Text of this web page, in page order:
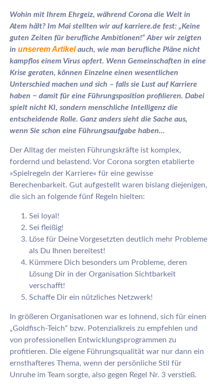
Wohin mit Ihrem Ehrgeiz, während Corona die Welt in
Atem hält? Im Mai stellten wir auf karriere.de fest: „Keine
guten Zeiten für berufliche Ambitionen!“ Aber wir zeigten
in unserem Artikelauch, wie man berufliche Pläne nicht
kampflos einem Virus opfert. Wenn Gemeinschaften in eine
Krise geraten, können Einzelne einen wesentlichen
Unterschied machen und sich – falls sie Lust auf Karriere
haben − damit für eine Führungsposition profilieren. Dabei
spielt nicht KI, sondern menschliche Intelligenz die
entscheidende Rolle. Ganz anders sieht die Sache aus,
wenn Sie schon eine Führungsaufgabe haben…
Der Alltag der meisten Führungskräfte ist komplex,
fordernd und belastend. Vor Corona sorgten etablierte
»Spielregeln der Karriere« für eine gewisse
Berechenbarkeit. Gut aufgestellt waren bislang diejenigen,
die sich an folgende fünf Regeln hielten:
Sei loyal!
Sei fleißig!
Löse für Deine Vorgesetzten deutlich mehr Probleme
als Du Ihnen bereitest!
Kümmere Dich besonders um Probleme, deren
Lösung Dir in der Organisation Sichtbarkeit
verschafft!
Schaffe Dir ein nützliches Netzwerk!
In größeren Organisationen war es lohnend, sich für einen
„Goldfisch-Teich“ bzw. Potenzialkreis zu empfehlen und
von professionellen Entwicklungsprogrammen zu
profitieren. Die eigene Führungsqualität war nur dann ein
ernsthafteres Thema, wenn der persönliche Stil für
Unruhe im Team sorgte, also gegen Regel Nr. 3 verstieß.